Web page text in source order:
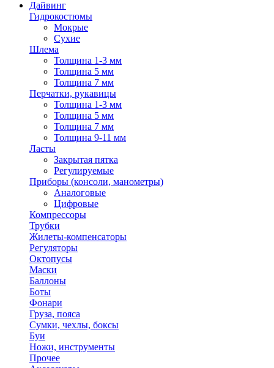
Дайвинг
Гидрокостюмы
Мокрые
Сухие
Шлема
Толщина 1-3 мм
Толщина 5 мм
Толщина 7 мм
Перчатки, рукавицы
Толщина 1-3 мм
Толщина 5 мм
Толщина 7 мм
Толщина 9-11 мм
Ласты
Закрытая пятка
Регулируемые
Приборы (консоли, манометры)
Аналоговые
Цифровые
Компрессоры
Трубки
Жилеты-компенсаторы
Регуляторы
Октопусы
Маски
Баллоны
Боты
Фонари
Груза, пояса
Сумки, чехлы, боксы
Буи
Ножи, инструменты
Прочее